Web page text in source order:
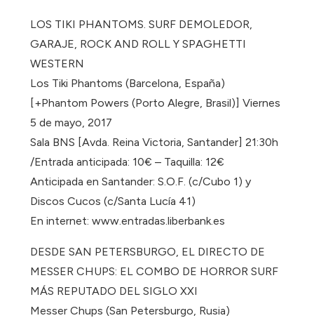
LOS TIKI PHANTOMS. SURF DEMOLEDOR,
GARAJE, ROCK AND ROLL Y SPAGHETTI
WESTERN
Los Tiki Phantoms (Barcelona, España)
[+Phantom Powers (Porto Alegre, Brasil)] Viernes
5 de mayo, 2017
Sala BNS [Avda. Reina Victoria, Santander] 21:30h
/Entrada anticipada: 10€ – Taquilla: 12€
Anticipada en Santander: S.O.F. (c/Cubo 1) y
Discos Cucos (c/Santa Lucía 41)
En internet: www.entradas.liberbank.es
DESDE SAN PETERSBURGO, EL DIRECTO DE
MESSER CHUPS: EL COMBO DE HORROR SURF
MÁS REPUTADO DEL SIGLO XXI
Messer Chups (San Petersburgo, Rusia)